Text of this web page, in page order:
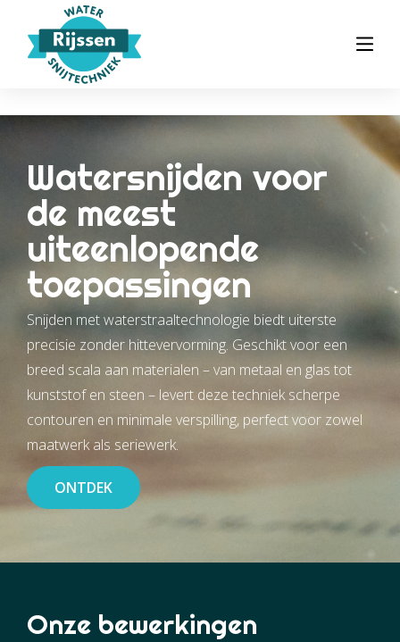
Watersnijden voor
de meest
uiteenlopende
toepassingen
Snijden met waterstraaltechnologie biedt uiterste
precisie zonder hittevervorming. Geschikt voor een
breed scala aan materialen – van metaal en glas tot
kunststof en steen – levert deze techniek scherpe
contouren en minimale verspilling, perfect voor zowel
maatwerk als seriewerk.
ONTDEK
Onze bewerkingen